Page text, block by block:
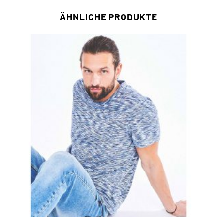
ÄHNLICHE PRODUKTE